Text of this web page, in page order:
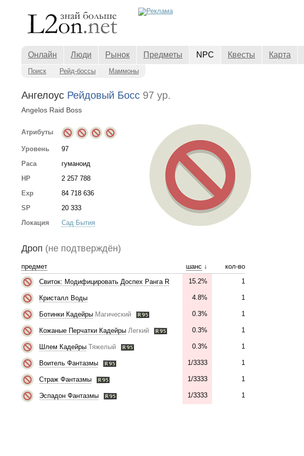
Онлайн Люди Рынок Предметы NPC Квесты Карта
Поиск Рейд-боссы Маммоны
Ангелоус Рейдовый Босс 97 ур.
Angelos Raid Boss
Атрибуты
Уровень
97
Раса
гуманоид
HP
2 257 788
Exp
84 718 636
SP
20 333
Локация
Сад Бытия
Дроп (не подтверждён)
предмет шанс ↓
кол-во
Свиток: Модифицировать Доспех Ранга R
15.2% 1
Кристалл Воды 4.8% 1
Ботинки Кадейры Магический 0.3% 1
Кожаные Перчатки Кадейры Легкий 0.3% 1
Шлем Кадейры Тяжелый 0.3% 1
Воитель Фантазмы 1/3333 1
Страж Фантазмы 1/3333 1
Эспадон Фантазмы 1/3333 1